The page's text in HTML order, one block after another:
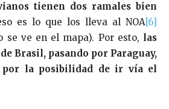
tienen dos ramales bien
es lo que los lleva al NOA [6]
se ve en el mapa). Por esto, las
Brasil, pasando por Paraguay,
por la posibilidad de ir vía el